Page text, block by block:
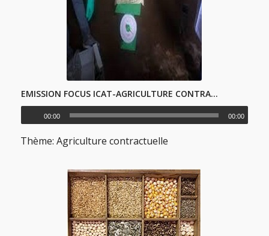
EMISSION FOCUS ICAT-AGRICULTURE CONTRACTUELLE 6 FR
00:00 00:00
Thème: Agriculture contractuelle